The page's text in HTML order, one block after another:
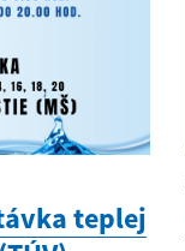
teplej